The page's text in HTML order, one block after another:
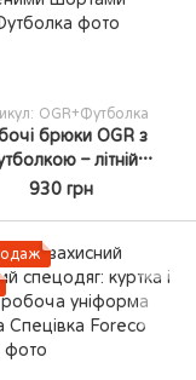
OGR+Футболка
брюки OGR з
– літній
Чоловічий
костюм OGR з
шортами
930 грн